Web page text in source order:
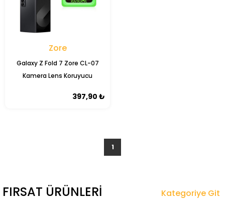
Zore
Galaxy Z Fold 7 Zore CL-07
Kamera Lens Koruyucu
397,90 ₺
1
FIRSAT ÜRÜNLERI Kategoriye Git